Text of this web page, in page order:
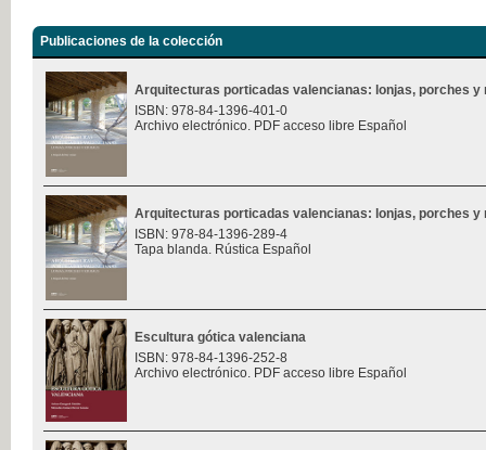
Publicaciones de la colección
Arquitecturas porticadas valencianas: lonjas, porches y
ISBN: 978-84-1396-401-0
Archivo electrónico. PDF acceso libre Español
Arquitecturas porticadas valencianas: lonjas, porches y
ISBN: 978-84-1396-289-4
Tapa blanda. Rústica Español
Escultura gótica valenciana
ISBN: 978-84-1396-252-8
Archivo electrónico. PDF acceso libre Español